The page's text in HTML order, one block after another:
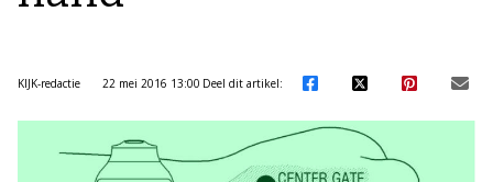
KIJK-redactie 22 mei 2016 13:00 Deel dit artikel: